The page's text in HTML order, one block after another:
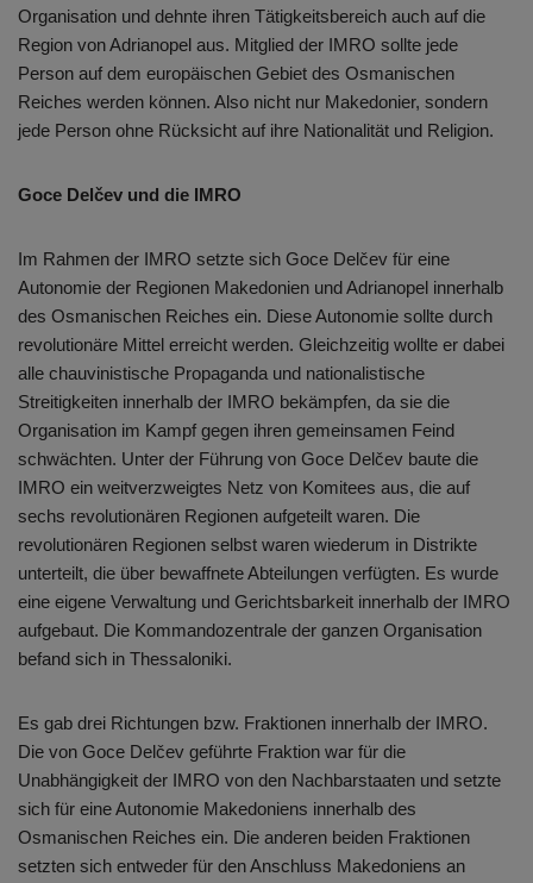
Organisation und dehnte ihren Tätigkeitsbereich auch auf die
Region von Adrianopel aus. Mitglied der IMRO sollte jede
Person auf dem europäischen Gebiet des Osmanischen
Reiches werden können. Also nicht nur Makedonier, sondern
jede Person ohne Rücksicht auf ihre Nationalität und Religion.
Goce Delčev und die IMRO
Im Rahmen der IMRO setzte sich Goce Delčev für eine
Autonomie der Regionen Makedonien und Adrianopel innerhalb
des Osmanischen Reiches ein. Diese Autonomie sollte durch
revolutionäre Mittel erreicht werden. Gleichzeitig wollte er dabei
alle chauvinistische Propaganda und nationalistische
Streitigkeiten innerhalb der IMRO bekämpfen, da sie die
Organisation im Kampf gegen ihren gemeinsamen Feind
schwächten. Unter der Führung von Goce Delčev baute die
IMRO ein weitverzweigtes Netz von Komitees aus, die auf
sechs revolutionären Regionen aufgeteilt waren. Die
revolutionären Regionen selbst waren wiederum in Distrikte
unterteilt, die über bewaffnete Abteilungen verfügten. Es wurde
eine eigene Verwaltung und Gerichtsbarkeit innerhalb der IMRO
aufgebaut. Die Kommandozentrale der ganzen Organisation
befand sich in Thessaloniki.
Es gab drei Richtungen bzw. Fraktionen innerhalb der IMRO.
Die von Goce Delčev geführte Fraktion war für die
Unabhängigkeit der IMRO von den Nachbarstaaten und setzte
sich für eine Autonomie Makedoniens innerhalb des
Osmanischen Reiches ein. Die anderen beiden Fraktionen
setzten sich entweder für den Anschluss Makedoniens an